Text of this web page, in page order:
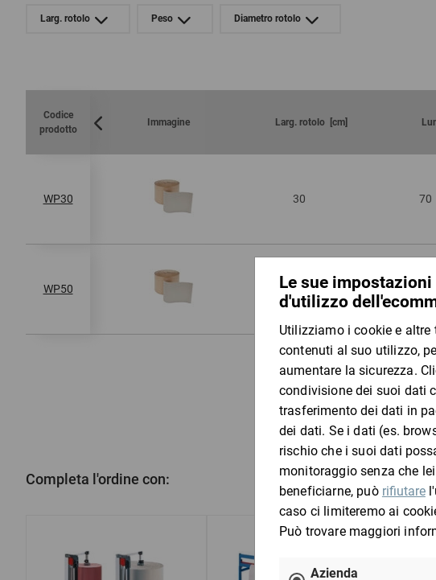
Larg. rotolo Peso Diametro rotolo
Codice
prodotto
Immagine Larg. rotolo [cm]
WP30 30 70
WP50 50 70
Completa l'ordine con: